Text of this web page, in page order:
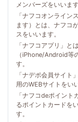
メンバーズをいいます
「ナフコオンライン
ます）とは、ナフコ
スをいいます。
「ナフコアプリ」と
（iPhone/Android等
す。
「ナデポ会員サイト
用のWEBサイトをい
「ナフコdeポイン
るポイントカードを
す。